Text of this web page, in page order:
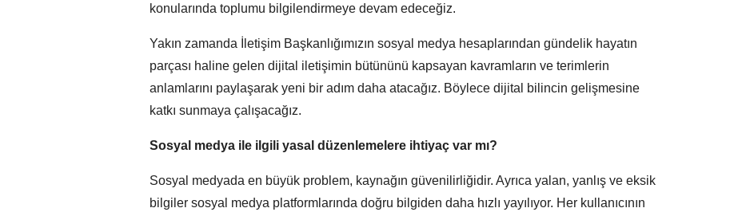
konularında toplumu bilgilendirmeye devam edeceğiz.
Yakın zamanda İletişim Başkanlığımızın sosyal medya hesaplarından gündelik hayatın
parçası haline gelen dijital iletişimin bütününü kapsayan kavramların ve terimlerin
anlamlarını paylaşarak yeni bir adım daha atacağız. Böylece dijital bilincin gelişmesine
katkı sunmaya çalışacağız.
Sosyal medya ile ilgili yasal düzenlemelere ihtiyaç var mı?
Sosyal medyada en büyük problem, kaynağın güvenilirliğidir. Ayrıca yalan, yanlış ve eksik
bilgiler sosyal medya platformlarında doğru bilgiden daha hızlı yayılıyor. Her kullanıcının